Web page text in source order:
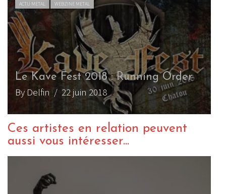
ACTU METAL WEBZINE METAL
Le Kave Fest 2018 : Running Order
By Delfin / 22 juin 2018
Ces artistes en relation peuvent
aussi vous intéresser...